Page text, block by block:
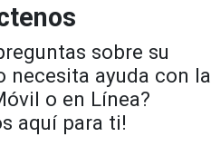
sobre su
necesita ayuda con la
o en Línea?
aquí para ti!